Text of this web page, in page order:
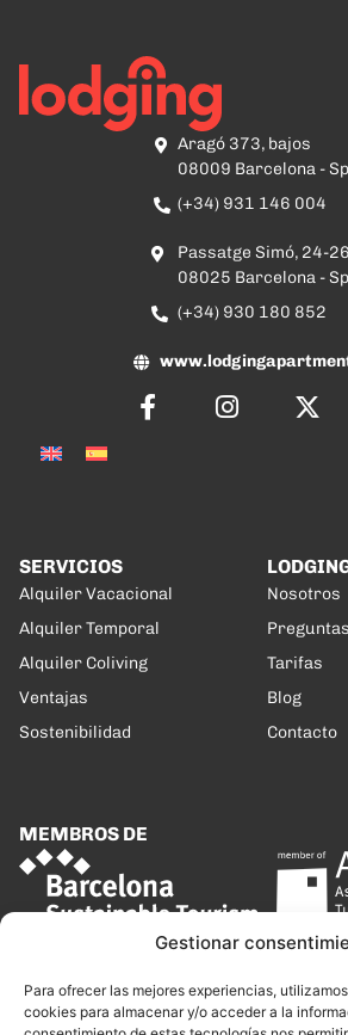
Gestionar
Para ofrecer las mejores experiencias,
cookies para almacenar y/o acceder a la
Aragó 373, bajos
08009 Barcelona -
(+34) 931 146 004
Passatge Simó, 24-26
08025 Barcelona -
(+34) 930 180 852
SERVICIOS
Alquiler Vacacional
Alquiler Temporal
Alquiler Coliving
Ventajas
Sostenibilidad
Nosotros
Tarifas
Blog
Contacto
MEMBROS DE